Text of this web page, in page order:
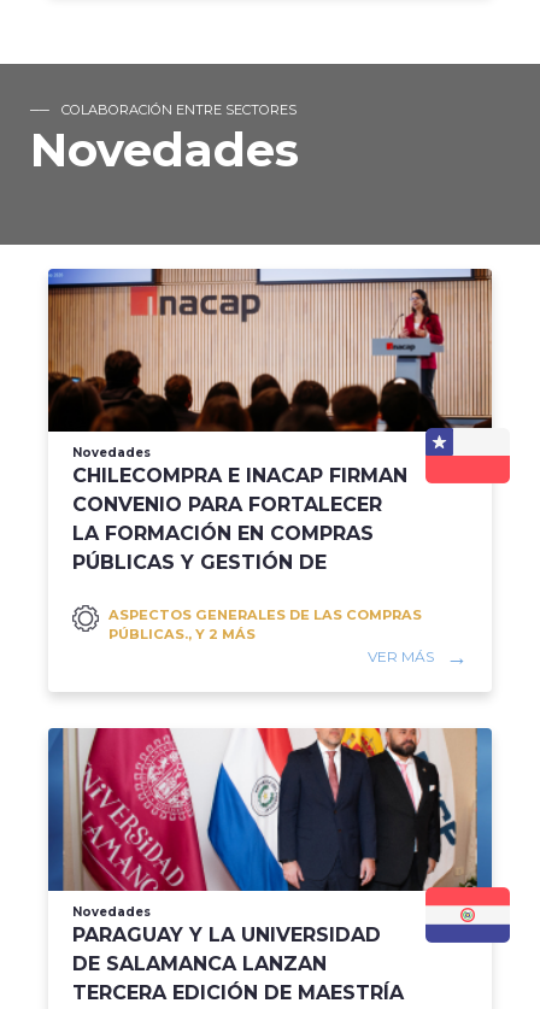
COLABORACIÓN ENTRE SECTORES
Novedades
Novedades
CHILECOMPRA E INACAP FIRMAN
CONVENIO PARA FORTALECER
LA FORMACIÓN EN COMPRAS
PÚBLICAS Y GESTIÓN DE
ASPECTOS GENERALES DE LAS COMPRAS
PÚBLICAS., Y 2 MÁS
VER MÁS
Novedades
PARAGUAY Y LA UNIVERSIDAD
DE SALAMANCA LANZAN
TERCERA EDICIÓN DE MAESTRÍA